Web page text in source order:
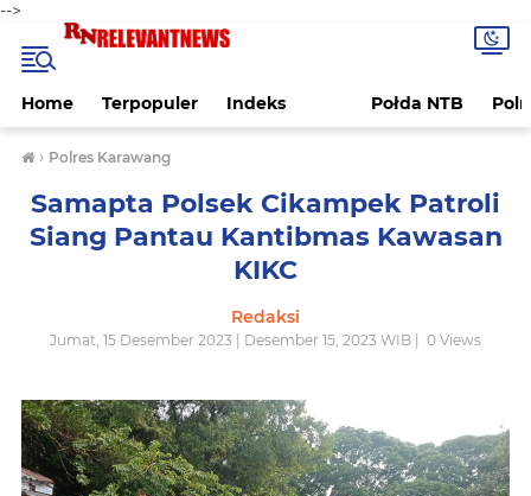
-->
Home Terpopuler Indeks Połda NTB
› Polres Karawang
Samapta Polsek Cikampek Patroli
Siang Pantau Kantibmas Kawasan
KIKC
Redaksi
Jumat, 15 Desember 2023 | Desember 15, 2023 WIB | 0 Views